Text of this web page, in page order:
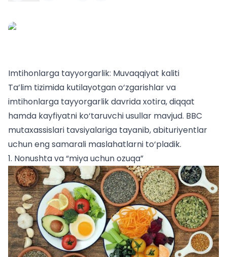
Imtihonlarga tayyorgarlik: Muvaqqiyat kaliti
Ta’lim tizimida kutilayotgan o‘zgarishlar va
imtihonlarga tayyorgarlik davrida xotira, diqqat
hamda kayfiyatni ko‘taruvchi usullar mavjud. BBC
mutaxassislari tavsiyalariga tayanib,abituriyentlar
uchuneng samarali maslahatlarni to‘pladik.
1. Nonushta va “miya uchun ozuqa”